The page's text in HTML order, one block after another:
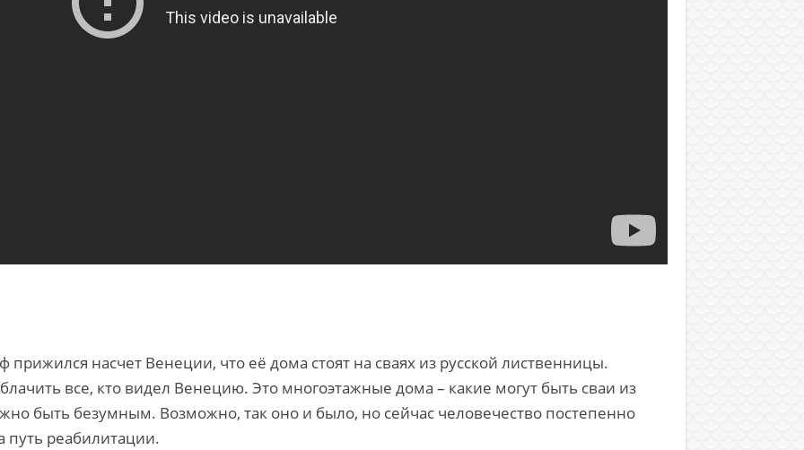
насчет Венеции, что её дома стоят на сваях из русской лиственницы.
все, кто видел Венецию. Это многоэтажные дома – какие могут быть сваи из
быть безумным. Возможно, так оно и было, но сейчас человечество постепенно
путь реабилитации.